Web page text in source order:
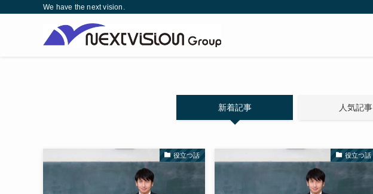
We have the next vision.
新着記事 人気記事
役立つ話 役立つ話